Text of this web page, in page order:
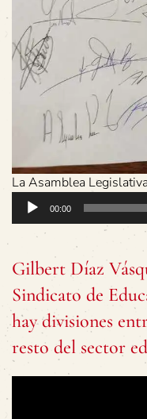
La Asamblea
Reproductor
de
audio
00:00
Gilbert Díaz
Sindicato de
hay divisiones
resto del sector